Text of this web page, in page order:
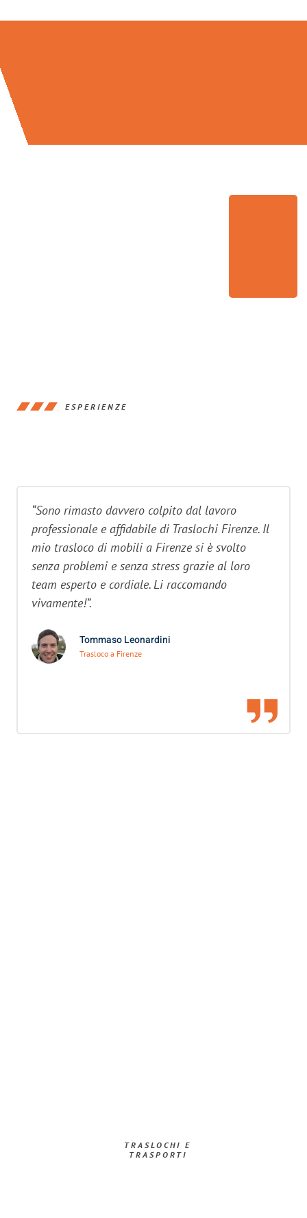
ESPERIENZE
“Sono rimasto davvero colpito dal lavoro
professionale e affidabile di Traslochi Firenze. Il
mio trasloco di mobili a Firenze si è svolto
senza problemi e senza stress grazie al loro
team esperto e cordiale. Li raccomando
vivamente!”.
Tommaso Leonardini
Trasloco a Firenze
TRASLOCHI E
TRASPORTI​